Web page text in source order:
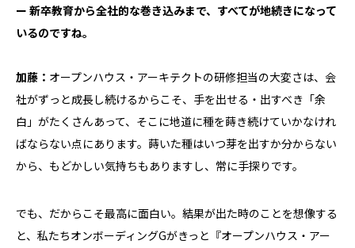
ー 新卒教育から全社的な巻き込みまで、すべてが地続きになって
いるのですね。
加藤： オープンハウス・アーキテクトの研修担当の大変さは、会
社がずっと成長し続けるからこそ、手を出せる・出すべき「余
白」がたくさんあって、そこに地道に種を蒔き続けていかなけれ
ばならない点にあります。蒔いた種はいつ芽を出すか分からない
から、もどかしい気持ちもありますし、常に手探りです。
でも、だからこそ最高に面白い。結果が出た時のことを想像する
と、私たちオンボーディングGがきっと『オープンハウス・アー